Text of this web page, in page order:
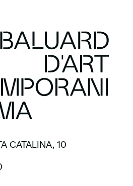
CATALINA, 10